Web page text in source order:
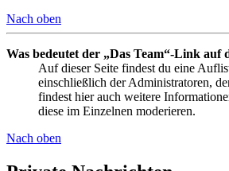
Nach oben
Was bedeutet der „Das Team“-Link auf
Auf dieser Seite findest du eine
einschließlich der Administratoren,
findest hier auch weitere
diese im Einzelnen moderieren.
Nach oben